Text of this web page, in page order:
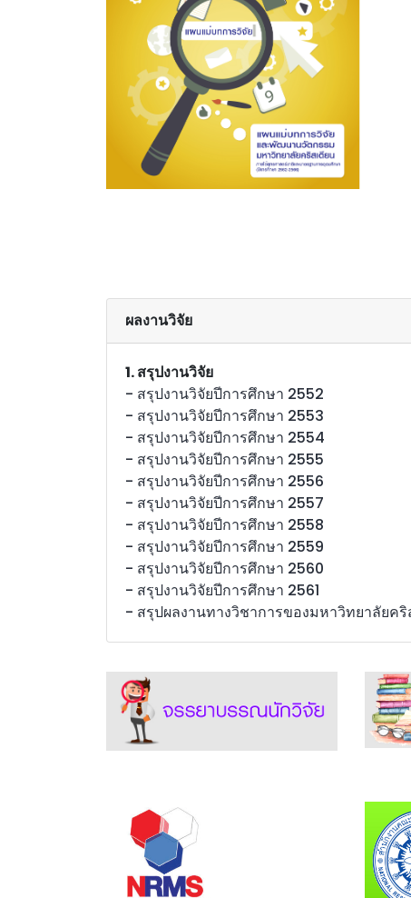
ผลงานวิจัย
1. สรุปงานวิจัย
- สรุปงานวิจัยปีการศึกษา 2552
- สรุปงานวิจัยปีการศึกษา 2553
- สรุปงานวิจัยปีการศึกษา 2554
- สรุปงานวิจัยปีการศึกษา 2555
- สรุปงานวิจัยปีการศึกษา 2556
- สรุปงานวิจัยปีการศึกษา 2557
- สรุปงานวิจัยปีการศึกษา 2558
- สรุปงานวิจัยปีการศึกษา 2559
- สรุปงานวิจัยปีการศึกษา 2560
- สรุปงานวิจัยปีการศึกษา 2561
- สรุปผลงานทางวิชาการของมหาวิทยาลัยค